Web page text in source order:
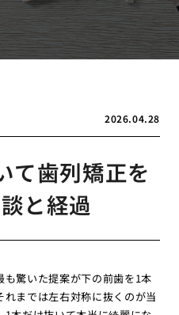
2026.04.28
て歯列矯正を
と経過
驚いた提案が下の前歯を1本
までは左右対称に抜くのが当